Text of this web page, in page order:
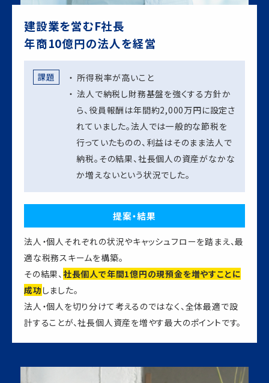
建設業を営むF社長
年商10億円の法人を経営
課題
所得税率が高いこと
法人で納税し財務基盤を強くする方針か
ら、役員報酬は年間約2,000万円に設定さ
れていました。法人では一般的な節税を
行っていたものの、利益はそのまま法人で
納税。その結果、社長個人の資産がなかな
か増えないという状況でした。
提案・結果
法人・個人それぞれの状況やキャッシュフローを踏まえ、最
適な税務スキームを構築。
その結果、 社長個人で年間1億円の現預金を増やすことに
成功 しました。
法人・個人を切り分けて考えるのではなく、全体最適で設
計することが、社長個人資産を増やす最大のポイントです。